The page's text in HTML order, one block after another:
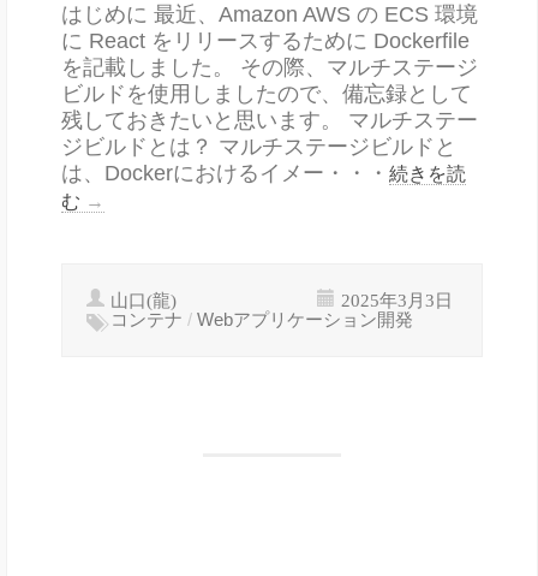
はじめに 最近、Amazon AWS の ECS 環境
に React をリリースするために Dockerfile
を記載しました。 その際、マルチステージ
ビルドを使用しましたので、備忘録として
残しておきたいと思います。 マルチステー
ジビルドとは？ マルチステージビルドと
は、Dockerにおけるイメー・・・ 続きを読
む →
山口(龍) 2025年3月3日
コンテナ / Webアプリケーション開発